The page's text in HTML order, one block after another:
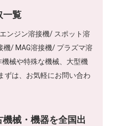
一覧
ンジン溶接機/ スポット溶
/ MAG溶接機/ プラズマ溶
械や特殊な機械、大型機
ずは、お気軽にお問い合わ
械・機器を全国出